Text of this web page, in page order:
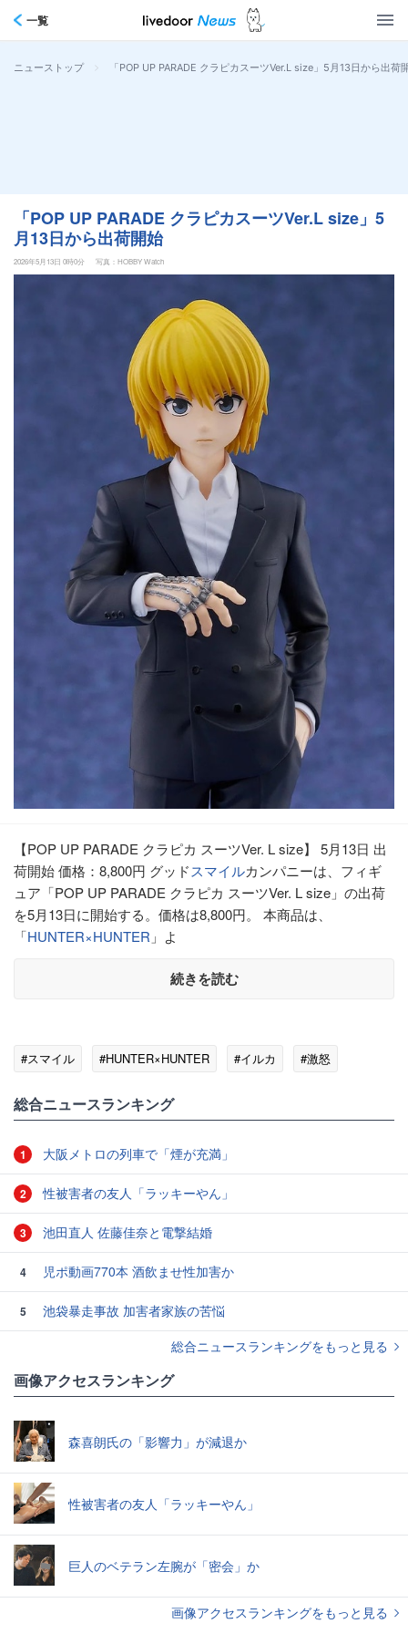
一覧
ニューストップ > 「POP UP PARADE クラピカスーツVer.L size」5月13日から出荷
「POP UP PARADE クラピカスーツVer.L size」5
月13日から出荷開始
2026年5月13日 0時0分 写真：HOBBY Watch
【POP UP PARADE クラピカ スーツVer. L size】 5月13日 出
荷開始 価格：8,800円 グッドスマイルカンパニーは、フィギ
ュア「POP UP PARADE クラピカ スーツVer. L size」の出荷
を5月13日に開始する。価格は8,800円。 本商品は、
「HUNTER×HUNTER 」よ
続きを読む
#スマイル #HUNTER×HUNTER #イルカ #激怒
総合ニュースランキング
1 大阪メトロの列車で「煙が充満」
2 性被害者の友人「ラッキーやん」
3 池田直人 佐藤佳奈と電撃結婚
4 児ポ動画770本 酒飲ませ性加害か
5
池袋暴走事故 加害者家族の苦悩
総合ニュースランキングをもっと見る
画像アクセスランキング
森喜朗氏の「影響力」が減退か
性被害者の友人「ラッキーやん」
巨人のベテラン左腕が「密会」か
画像アクセスランキングをもっと見る